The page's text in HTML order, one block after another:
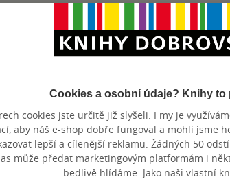
Zobrazeno 20 z 20
Cookies a osobní údaje? Knihy to
cookies jste určitě již slyšeli. I my je
aby náš e-shop dobře fungoval a mohli jsme
lepší a cílenější reklamu. Žádných 50
může předat marketingovým platformám i
bedlivě hlídáme. Jako naši vlastní